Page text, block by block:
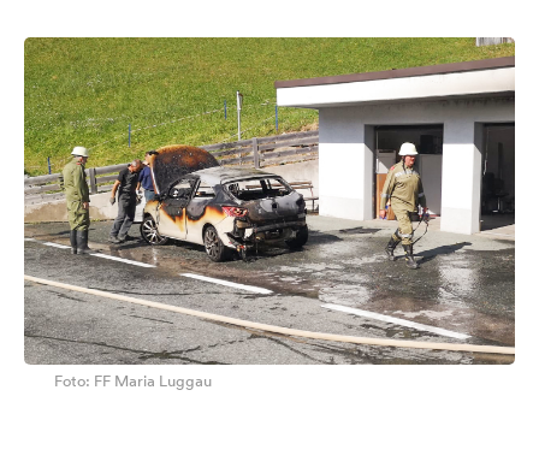
Foto: FF Maria Luggau